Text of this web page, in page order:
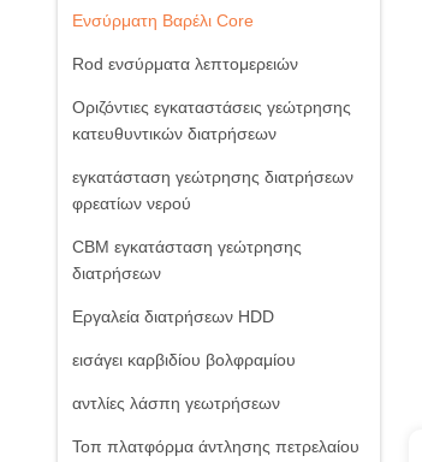
Ενσύρματη Βαρέλι Core
Rod ενσύρματα λεπτομερειών
Οριζόντιες εγκαταστάσεις γεώτρησης
κατευθυντικών διατρήσεων
εγκατάσταση γεώτρησης διατρήσεων
φρεατίων νερού
CBM εγκατάσταση γεώτρησης
διατρήσεων
Εργαλεία διατρήσεων HDD
εισάγει καρβιδίου βολφραμίου
αντλίες λάσπη γεωτρήσεων
Τοπ πλατφόρμα άντλησης πετρελαίου